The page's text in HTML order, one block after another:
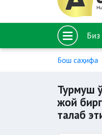
Биз
Бош саҳифа
Турмуш
жой
талаб